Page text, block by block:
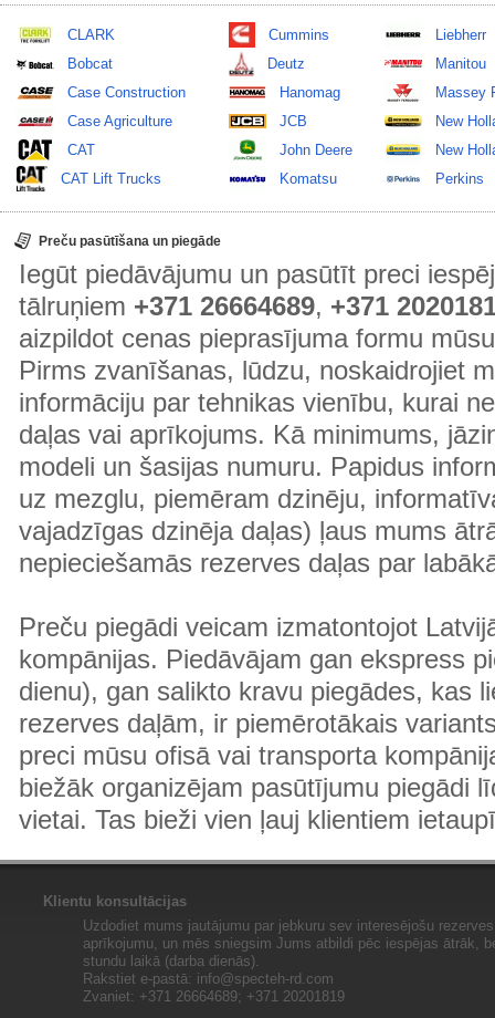
CLARK
Bobcat
Case Construction
Case Agriculture
CAT
CAT Lift Trucks
Cummins
Deutz
Hanomag
JCB
John Deere
Komatsu
Liebherr
Manitou
Massey
New
New
Perkins
Preču pasūtīšana un piegāde
Iegūt piedāvājumu un pasūtīt preci
tālruņiem +371 26664689, +371
aizpildot cenas pieprasījuma formu
Pirms zvanīšanas, lūdzu, noskaidrojiet
informāciju par tehnikas vienību, kurai
daļas vai aprīkojums. Kā minimums,
modeli un šasijas numuru. Papidus
uz mezglu, piemēram dzinēju,
vajadzīgas dzinēja daļas) ļaus mums
nepieciešamās rezerves daļas par
Preču piegādi veicam izmatontojot
kompānijas. Piedāvājam gan ekspress
dienu), gan salikto kravu piegādes, kas
rezerves daļām, ir piemērotākais
preci mūsu ofisā vai transporta
biežāk organizējam pasūtījumu piegādi
vietai. Tas bieži vien ļauj klientiem
Klientu konsultācijas
Uzdodiet mums jautājumu par jebkuru sev interesējošu
aprīkojumu, un mēs sniegsim Jums atbildi pēc iespējas ātrāk,
stundu laikā (darba dienās).
Rakstiet e-pastā: info@specteh-rd.com
Zvaniet: +371 26664689; +371 20201819